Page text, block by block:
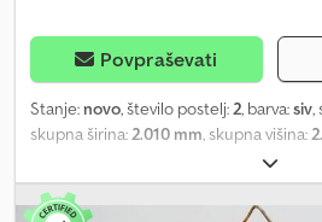
Povpraševati
Stanje: novo, število postelj: 2, barva:siv,
skupna širina: 2.010 mm , skupna višina:
, *
Strešna dekorativna letvica vzdolžno /
x 29,6 cm, zadaj desno * Dvig nosilnosti